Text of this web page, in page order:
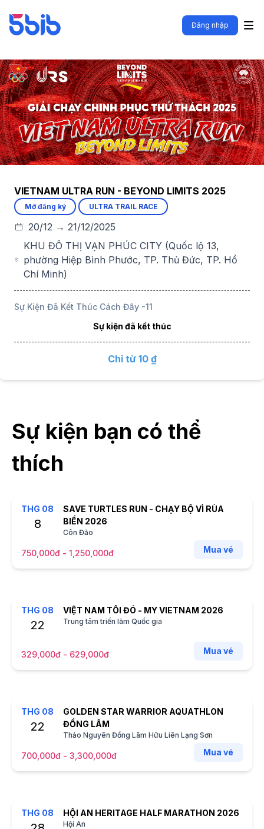
Đăng nhập
VIETNAM ULTRA RUN - BEYOND LIMITS 2025
Mở đăng ký ULTRA TRAIL RACE
20/12 → 21/12/2025
KHU ĐÔ THỊ VẠN PHÚC CITY (Quốc lộ 13,
phường Hiệp Bình Phước, TP. Thủ Đức, TP. Hồ
Chí Minh)
Sự Kiện Đã Kết Thúc Cách Đây -11
Sự kiện đã kết thúc
Chỉ từ 10 ₫
Sự kiện bạn có thể
thích
THG 08
8
SAVE TURTLES RUN - CHẠY BỘ VÌ RÙA
BIỂN 2026
Côn Đảo
750,000đ - 1,250,000đ Mua vé
THG 08
22
VIỆT NAM TÔI ĐÓ - MY VIETNAM 2026
Trung tâm triển lãm Quốc gia
329,000đ - 629,000đ Mua vé
THG 08
22
GOLDEN STAR WARRIOR AQUATHLON
ĐỒNG LÂM
Thảo Nguyên Đồng Lâm Hữu Liên Lạng Sơn
700,000đ - 3,300,000đ Mua vé
THG 08 HỘI AN HERITAGE HALF MARATHON 2026
Hội An